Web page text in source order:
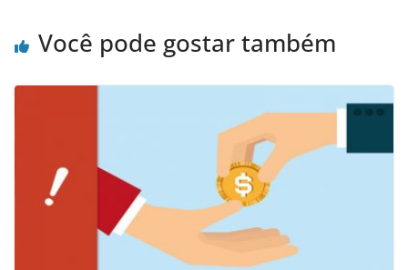
Você pode gostar também